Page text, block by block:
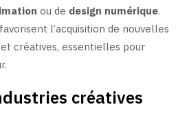
ou de design numérique.
l’acquisition de nouvelles
créatives, essentielles pour
créatives